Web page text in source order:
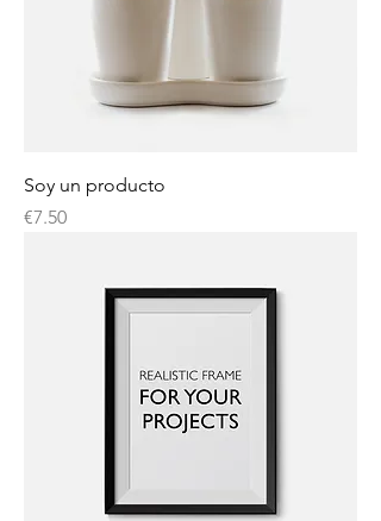
Soy un producto
Price
€7.50